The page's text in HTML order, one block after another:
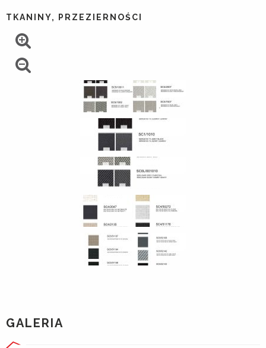
TKANINY, PRZEZIERNOŚCI
GALERIA